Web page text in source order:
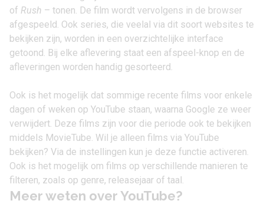
of Rush – tonen. De film wordt vervolgens in de browser
afgespeeld. Ook series, die veelal via dit soort websites te
bekijken zijn, worden in een overzichtelijke interface
getoond. Bij elke aflevering staat een afspeel-knop en de
afleveringen worden handig gesorteerd.
Ook is het mogelijk dat sommige recente films voor enkele
dagen of weken op YouTube staan, waarna Google ze weer
verwijdert. Deze films zijn voor die periode ook te bekijken
middels MovieTube. Wil je alleen films via YouTube
bekijken? Via de instellingen kun je deze functie activeren.
Ook is het mogelijk om films op verschillende manieren te
filteren, zoals op genre, releasejaar of taal.
Meer weten over YouTube?